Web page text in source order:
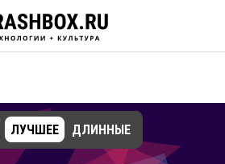
ЛУЧШЕЕ ДЛИННЫЕ